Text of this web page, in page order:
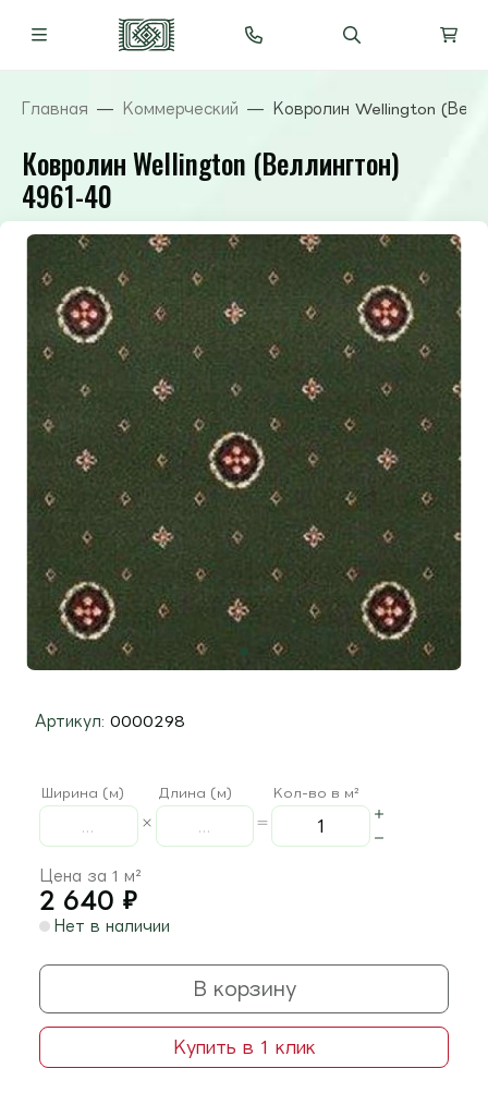
Главная Коммерческий Ковролин Wellington
Ковролин Wellington (Веллингтон)
4961-40
Артикул: 0000298
Ширина (м) Длина (м) Кол-во в м²
Цена за 1 м²
2 640 ₽
Нет в наличии
В корзину
Купить в 1 клик